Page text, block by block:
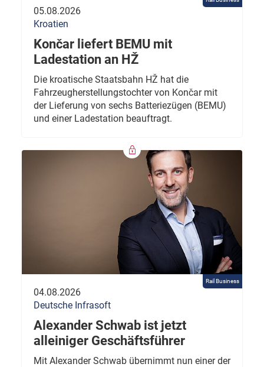
05.08.2026
Kroatien
Končar liefert BEMU mit
Ladestation an HŽ
Die kroatische Staatsbahn HŽ hat die
Fahrzeugherstellungstochter von Končar mit
der Lieferung von sechs Batteriezügen (BEMU)
und einer Ladestation beauftragt.
Rail Business
04.08.2026
Deutsche Infrasoft
Alexander Schwab ist jetzt
alleiniger Geschäftsführer
Mit Alexander Schwab übernimmt nun einer der